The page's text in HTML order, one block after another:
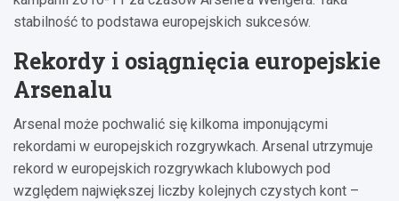
stabilność to podstawa europejskich sukcesów.
Rekordy i osiągnięcia europejskie
Arsenalu
Arsenal może pochwalić się kilkoma imponującymi
rekordami w europejskich rozgrywkach. Arsenal utrzymuje
rekord w europejskich rozgrywkach klubowych pod
względem największej liczby kolejnych czystych kont –